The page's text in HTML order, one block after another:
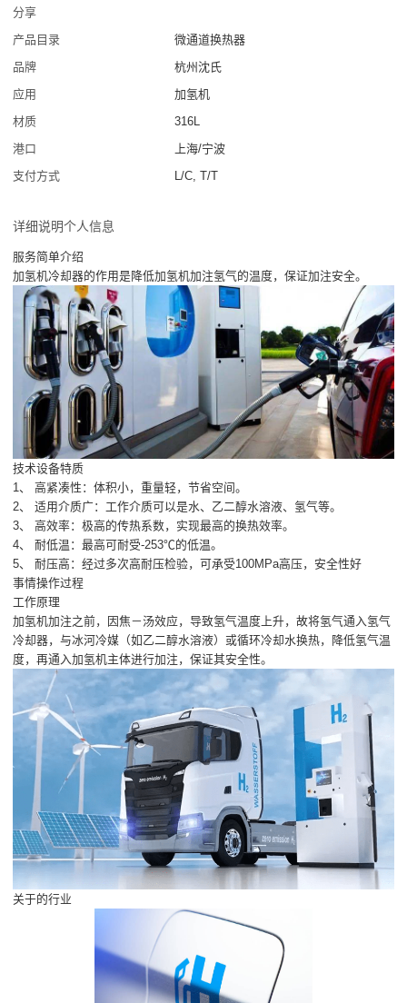
分享
产品目录
微通道换热器
品牌
杭州沈氏
应用
加氢机
材质
316L
港口
上海/宁波
支付方式
L/C, T/T
详细说明个人信息
服务简单介绍
加氢机冷却器的作用是降低加氢机加注氢气的温度，保证加注安全。
技术设备特质
1、 高紧凑性：体积小，重量轻，节省空间。
2、 适用介质广：工作介质可以是水、乙二醇水溶液、氢气等。
3、 高效率：极高的传热系数，实现最高的换热效率。
4、 耐低温：最高可耐受-253℃的低温。
5、 耐压高：经过多次高耐压检验，可承受100MPa高压，安全性好
事情操作过程
工作原理
加氢机加注之前，因焦－汤效应，导致氢气温度上升，故将氢气通入氢气
冷却器，与冰河冷媒（如乙二醇水溶液）或循环冷却水换热，降低氢气温
度，再通入加氢机主体进行加注，保证其安全性。
关于的行业